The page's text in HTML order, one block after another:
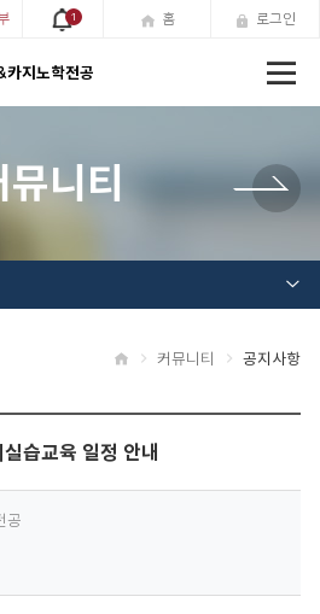
카지노학전공
1 홈 로그인
니티
커뮤니티 공지사항
습교육 일정 안내
공